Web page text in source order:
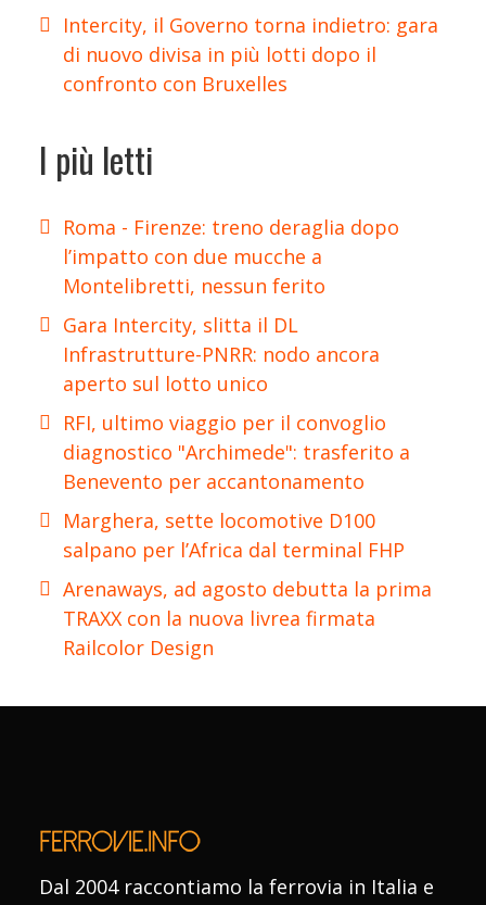
Intercity, il Governo torna indietro: gara
di nuovo divisa in più lotti dopo il
confronto con Bruxelles
I più letti
Roma - Firenze: treno deraglia dopo
l’impatto con due mucche a
Montelibretti, nessun ferito
Gara Intercity, slitta il DL
Infrastrutture-PNRR: nodo ancora
aperto sul lotto unico
RFI, ultimo viaggio per il convoglio
diagnostico "Archimede": trasferito a
Benevento per accantonamento
Marghera, sette locomotive D100
salpano per l’Africa dal terminal FHP
Arenaways, ad agosto debutta la prima
TRAXX con la nuova livrea firmata
Railcolor Design
Dal 2004 raccontiamo la ferrovia in Italia e